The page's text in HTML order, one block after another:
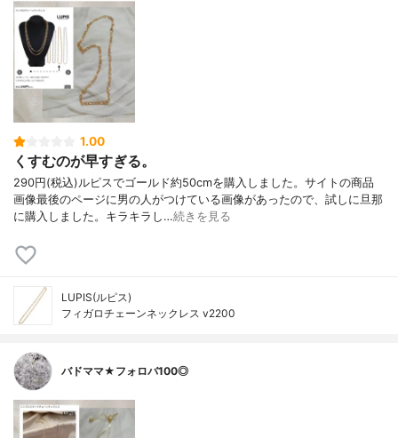
1.00
くすむのが早すぎる。
290円(税込)ルピスでゴールド約50cmを購入しました。サイトの商品
画像最後のページに男の人がつけている画像があったので、試しに旦那
に購入しました。キラキラし…続きを見る
LUPIS(ルピス)
フィガロチェーンネックレス v2200
バドママ★フォロバ100◎